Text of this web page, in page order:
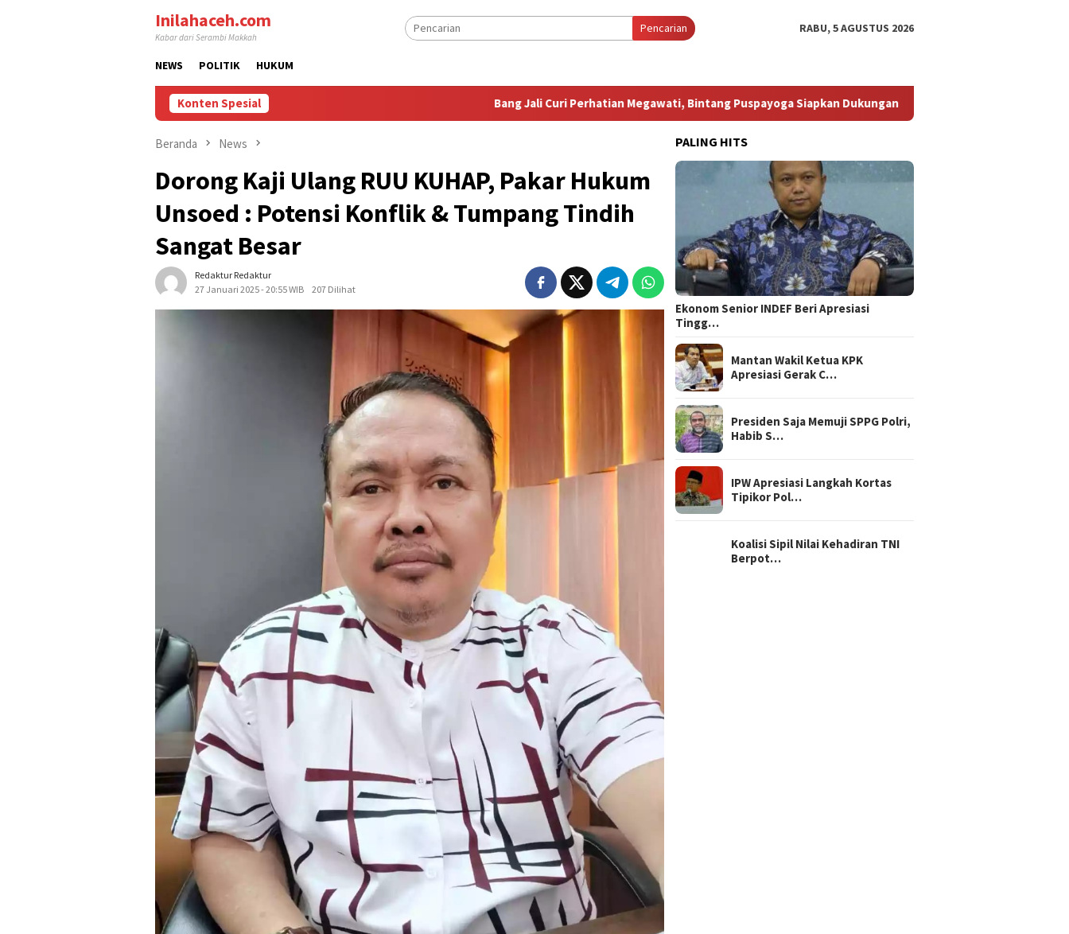
Inilahaceh.com
Kabar dari Serambi Makkah
Pencarian RABU, 5 AGUSTUS 2026
NEWS POLITIK HUKUM
Konten Spesial Bang Jali Curi Perhatian Megawati, Bintang Puspayoga Siapkan Dukungan Berkelanjutan
Beranda News
Dorong Kaji Ulang RUU KUHAP, Pakar Hukum
Unsoed : Potensi Konflik & Tumpang Tindih
Sangat Besar
Redaktur Redaktur
27 Januari 2025 - 20:55 WIB
207 Dilihat
PALING HITS
Ekonom Senior INDEF Beri Apresiasi
Tingg…
Mantan Wakil Ketua KPK
Apresiasi Gerak C…
Presiden Saja Memuji SPPG Polri,
Habib S…
IPW Apresiasi Langkah Kortas
Tipikor Pol…
Koalisi Sipil Nilai Kehadiran TNI
Berpot…